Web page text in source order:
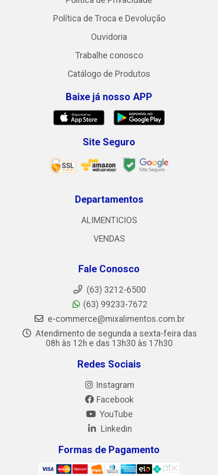
Política de Troca e Devolução
Ouvidoria
Trabalhe conosco
Catálogo de Produtos
Baixe já nosso APP
Site Seguro
Departamentos
ALIMENTICIOS
VENDAS
Fale Conosco
(63) 3212-6500
(63) 99233-7672
e-commerce@mixalimentos.com.br
Atendimento de segunda a sexta-feira das
08h às 12h e das 13h30 às 17h30
Redes Sociais
Instagram
Facebook
YouTube
Linkedin
Formas de Pagamento